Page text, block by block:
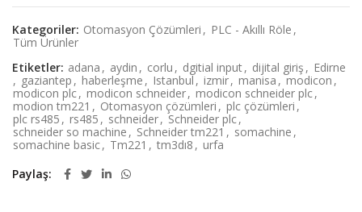
Kategoriler: Otomasyon Çözümleri , PLC - Akıllı Röle ,
Tüm Ürünler
Etiketler: adana , aydin , corlu , dgitial input, dijital giriş , Edirne
, gaziantep , haberleşme , Istanbul, izmir, manisa , modicon ,
modicon plc, modicon schneider, modicon schneider plc,
modion tm221 , Otomasyon çözümleri , plc çözümleri ,
plc rs485 , rs485 , schneider, Schneider plc,
schneider so machine , Schneider tm221 , somachine ,
somachine basic, Tm221 , tm3dı8 , urfa
Paylaş